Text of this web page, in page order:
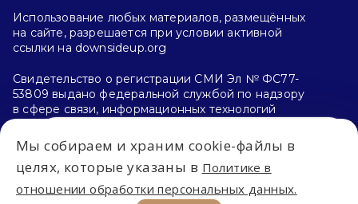
Впервые на сайте?
С чего начать?
Использование любых материалов, размещённых
на сайте, разрешается при условии активной
ссылки на downsideup.org
Свидетельство о регистрации СМИ Эл № ФС77-
53809 выдано федеральной службой по надзору
в сфере связи, информационных технологий
и массовых коммуникаций (Роскомнадзор)
26.04.2013 г.
Политика конфиденциальности
Мы собираем и храним cookie-файлы в
целях, которые указаны в Политике в
отношении обработки персональных данных.